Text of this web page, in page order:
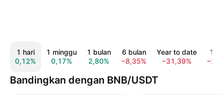
1 hari
0,12%
1 minggu
0,17%
1 bulan
2,80%
6 bulan
−8,35%
Year to date
−31,39%
1
Bandingkan dengan BNB/USDT